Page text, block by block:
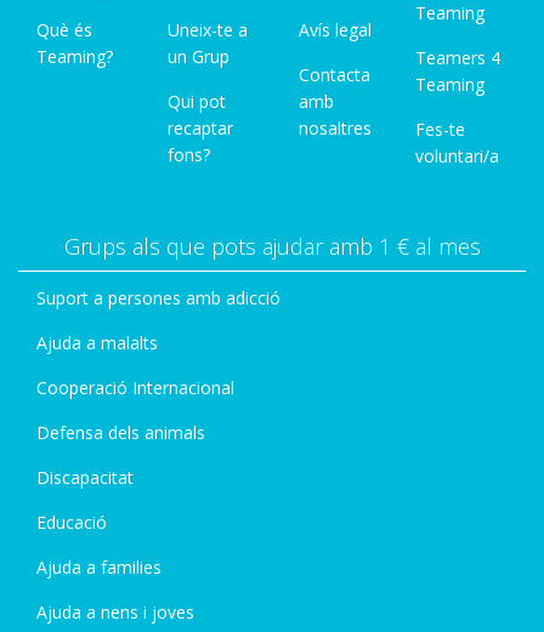
Què és
Teaming?
Uneix-te a
un Grup
Qui pot
recaptar
fons?
Avís legal
Contacta
amb
nosaltres
Teaming
Teamers 4
Teaming
Fes-te
voluntari/a
Grups als que pots ajudar amb 1 € al mes
Suport a persones amb adicció
Ajuda a malalts
Cooperació Internacional
Defensa dels animals
Discapacitat
Educació
Ajuda a families
Ajuda a nens i joves